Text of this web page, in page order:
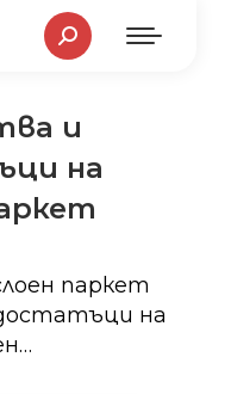
Search:
и
на
паркет
на